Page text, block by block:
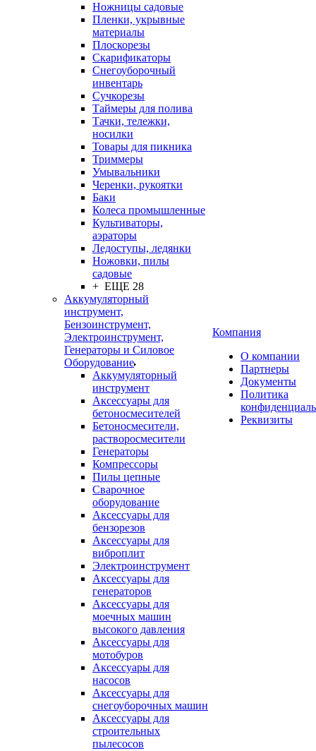
Ножницы садовые
Пленки, укрывные
материалы
Плоскорезы
Скарификаторы
Снегоуборочный
инвентарь
Сучкорезы
Таймеры для полива
Тачки, тележки,
носилки
Товары для пикника
Триммеры
Умывальники
Черенки, рукоятки
Баки
Колеса промышленные
Культиваторы,
аэраторы
Ледоступы, ледянки
Ножовки, пилы
садовые
+ ЕЩЕ 28
Аккумуляторный
инструмент,
Бензоинструмент,
Электроинструмент,
Генераторы и Силовое
Оборудование
Аккумуляторный
инструмент
Аксессуары для
бетоносмесителей
Бетоносмесители,
растворосмесители
Генераторы
Компрессоры
Пилы цепные
Сварочное
оборудование
Аксессуары для
бензорезов
Аксессуары для
виброплит
Электроинструмент
Аксессуары для
генераторов
Аксессуары для
моечных машин
высокого давления
Аксессуары для
мотобуров
Аксессуары для
насосов
Аксессуары для
снегоуборочных машин
Аксессуары для
строительных
пылесосов
Компания
О компании
Партнеры
Документы
Политика
Реквизиты